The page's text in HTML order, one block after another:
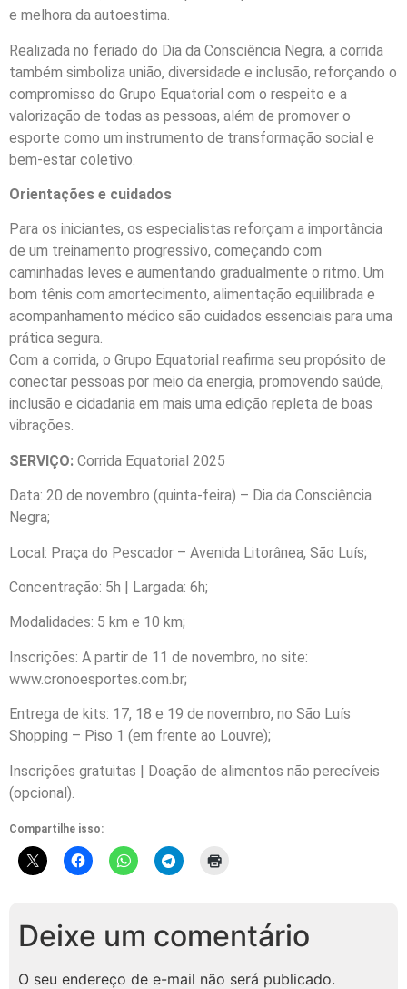
e melhora da autoestima.
Realizada no feriado do Dia da Consciência Negra, a corrida
também simboliza união, diversidade e inclusão, reforçando o
compromisso do Grupo Equatorial com o respeito e a
valorização de todas as pessoas, além de promover o
esporte como um instrumento de transformação social e
bem-estar coletivo.
Orientações e cuidados
Para os iniciantes, os especialistas reforçam a importância
de um treinamento progressivo, começando com
caminhadas leves e aumentando gradualmente o ritmo. Um
bom tênis com amortecimento, alimentação equilibrada e
acompanhamento médico são cuidados essenciais para uma
prática segura.
Com a corrida, o Grupo Equatorial reafirma seu propósito de
conectar pessoas por meio da energia, promovendo saúde,
inclusão e cidadania em mais uma edição repleta de boas
vibrações.
SERVIÇO: Corrida Equatorial 2025
Data: 20 de novembro (quinta-feira) – Dia da Consciência
Negra;
Local: Praça do Pescador – Avenida Litorânea, São Luís;
Concentração: 5h | Largada: 6h;
Modalidades: 5 km e 10 km;
Inscrições: A partir de 11 de novembro, no site:
www.cronoesportes.com.br;
Entrega de kits: 17, 18 e 19 de novembro, no São Luís
Shopping – Piso 1 (em frente ao Louvre);
Inscrições gratuitas | Doação de alimentos não perecíveis
(opcional).
Compartilhe isso:
Deixe um comentário
O seu endereço de e-mail não será publicado.